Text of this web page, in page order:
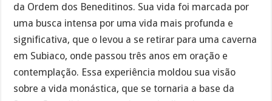
da Ordem dos Beneditinos. Sua vida foi marcada por
uma busca intensa por uma vida mais profunda e
significativa, que o levou a se retirar para uma caverna
em Subiaco, onde passou três anos em oração e
contemplação. Essa experiência moldou sua visão
sobre a vida monástica, que se tornaria a base da